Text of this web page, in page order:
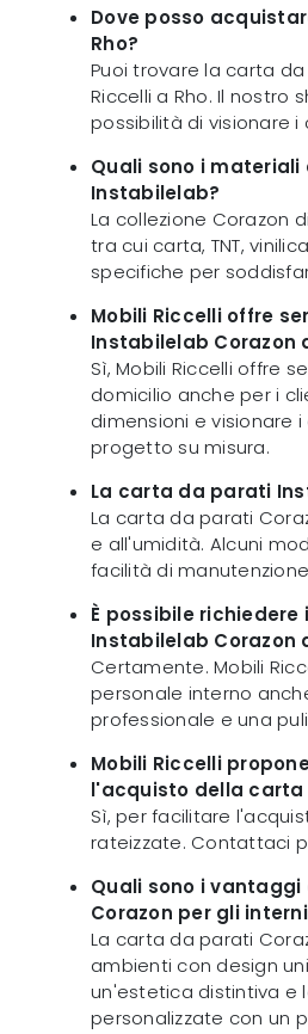
Dove posso
Rho?
Puoi trovare la carta
Riccelli a Rho. Il nostro
possibilità di visionare
Quali sono i
Instabilelab?
La collezione Corazon
tra cui carta, TNT,
specifiche per
Mobili Riccelli offre
Instabilelab Corazon
Sì, Mobili Riccelli offre
domicilio anche per i
dimensioni e visionare
progetto su misura.
La carta da parati
La carta da parati
e all'umidità. Alcuni
facilità di
È possibile
Instabilelab Corazon
Certamente. Mobili
personale interno
professionale e una
Mobili Riccelli
l'acquisto della
Sì, per facilitare
rateizzate. Contattaci
Quali sono i
Corazon per gli
La carta da parati
ambienti con design
un'estetica distintiva e
personalizzate con un